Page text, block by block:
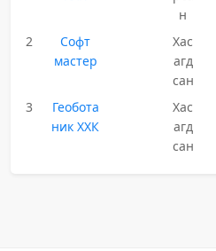
н
2
Софт
мастер
Хас
агд
сан
3
Геобота
ник ХХК
Хас
агд
сан